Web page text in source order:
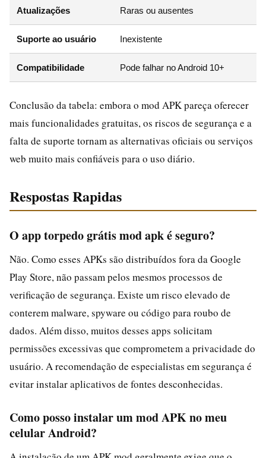
Atualizações Raras ou ausentes
Suporte ao usuário Inexistente
Compatibilidade Pode falhar no Android 10+
Conclusão da tabela: embora o mod APK pareça oferecer
mais funcionalidades gratuitas, os riscos de segurança e a
falta de suporte tornam as alternativas oficiais ou serviços
web muito mais confiáveis para o uso diário.
Respostas Rapidas
O app torpedo grátis mod apk é seguro?
Não. Como esses APKs são distribuídos fora da Google
Play Store, não passam pelos mesmos processos de
verificação de segurança. Existe um risco elevado de
conterem malware, spyware ou código para roubo de
dados. Além disso, muitos desses apps solicitam
permissões excessivas que comprometem a privacidade do
usuário. A recomendação de especialistas em segurança é
evitar instalar aplicativos de fontes desconhecidas.
Como posso instalar um mod APK no meu
celular Android?